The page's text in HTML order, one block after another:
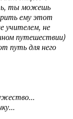
ты можешь
ему этот
учителем, не
путешествии)
путь для него